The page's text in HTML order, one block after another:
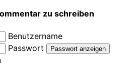
zu schreiben
Benutzername
Passwort
Passwort anzeigen